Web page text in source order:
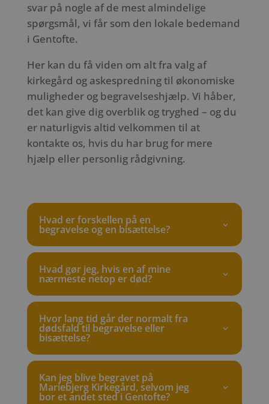
svar på nogle af de mest almindelige
spørgsmål, vi får som den lokale bedemand
i Gentofte.
Her kan du få viden om alt fra valg af
kirkegård og askespredning til økonomiske
muligheder og begravelseshjælp. Vi håber,
det kan give dig overblik og tryghed – og du
er naturligvis altid velkommen til at
kontakte os, hvis du har brug for mere
hjælp eller personlig rådgivning.
Hvad er forskellen på en
begravelse og en bisættelse?
Hvad gør jeg, hvis en af mine
nærmeste netop er død?
Hvor lang tid går der normalt fra
dødsfald til begravelse eller
bisættelse?
Kan jeg blive begravet på
Mariebjerg Kirkegård, selvom jeg
bor et andet sted i Gentofte?